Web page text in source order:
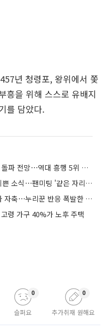
년 청령포, 왕위에서 쫓
흥을 위해 스스로 유배지
를 담았다.
'왕사남', 오늘(20일) 1400만 돌파 전망⋯역대 흥행 5위 눈앞
박지훈, '왕사남' 흥행 이어 기쁜 소식⋯팬미팅 '같은 자리' 개최
유지태, '왕사남' 1300만 돌파 자축⋯누리꾼 반응 폭발한 이유는?
령 가구 40%가 노후 주택
슬퍼요
0
추가취재 원해요
0